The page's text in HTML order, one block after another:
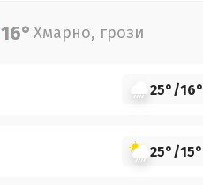
16° Хмарно, грози
25°/16°
25°/15°